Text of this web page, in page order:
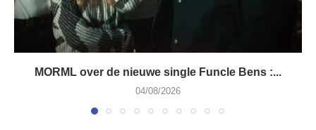
MORML over de nieuwe single Funcle Bens :...
04/08/2026